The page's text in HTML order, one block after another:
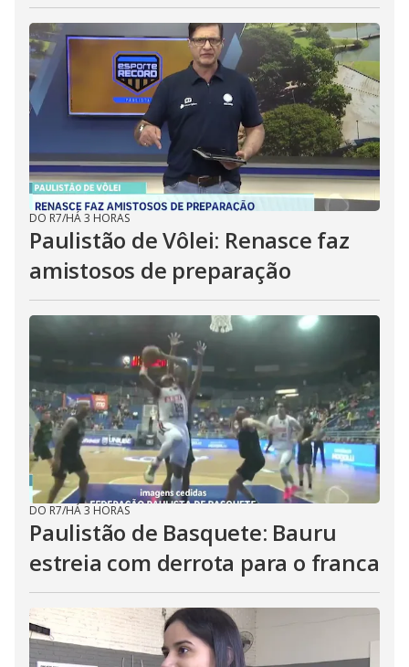
DO R7/HÁ 3 HORAS
Paulistão de Vôlei: Renasce faz
amistosos de preparação
DO R7/HÁ 3 HORAS
Paulistão de Basquete: Bauru
estreia com derrota para o franca